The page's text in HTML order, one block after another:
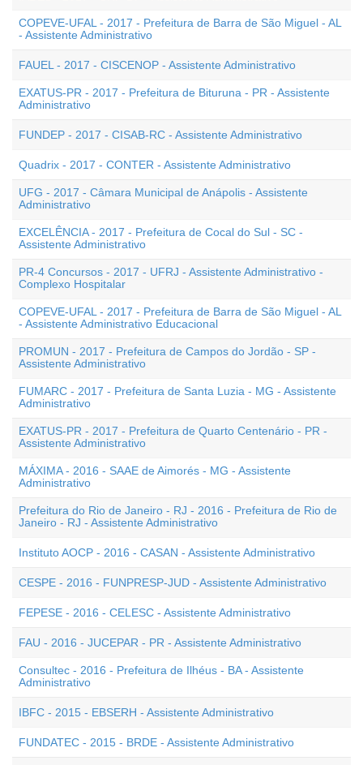
COPEVE-UFAL - 2017 - Prefeitura de Barra de São Miguel - AL
- Assistente Administrativo
FAUEL - 2017 - CISCENOP - Assistente Administrativo
EXATUS-PR - 2017 - Prefeitura de Bituruna - PR - Assistente
Administrativo
FUNDEP - 2017 - CISAB-RC - Assistente Administrativo
Quadrix - 2017 - CONTER - Assistente Administrativo
UFG - 2017 - Câmara Municipal de Anápolis - Assistente
Administrativo
EXCELÊNCIA - 2017 - Prefeitura de Cocal do Sul - SC -
Assistente Administrativo
PR-4 Concursos - 2017 - UFRJ - Assistente Administrativo -
Complexo Hospitalar
COPEVE-UFAL - 2017 - Prefeitura de Barra de São Miguel - AL
- Assistente Administrativo Educacional
PROMUN - 2017 - Prefeitura de Campos do Jordão - SP -
Assistente Administrativo
FUMARC - 2017 - Prefeitura de Santa Luzia - MG - Assistente
Administrativo
EXATUS-PR - 2017 - Prefeitura de Quarto Centenário - PR -
Assistente Administrativo
MÁXIMA - 2016 - SAAE de Aimorés - MG - Assistente
Administrativo
Prefeitura do Rio de Janeiro - RJ - 2016 - Prefeitura de Rio de
Janeiro - RJ - Assistente Administrativo
Instituto AOCP - 2016 - CASAN - Assistente Administrativo
CESPE - 2016 - FUNPRESP-JUD - Assistente Administrativo
FEPESE - 2016 - CELESC - Assistente Administrativo
FAU - 2016 - JUCEPAR - PR - Assistente Administrativo
Consultec - 2016 - Prefeitura de Ilhéus - BA - Assistente
Administrativo
IBFC - 2015 - EBSERH - Assistente Administrativo
FUNDATEC - 2015 - BRDE - Assistente Administrativo